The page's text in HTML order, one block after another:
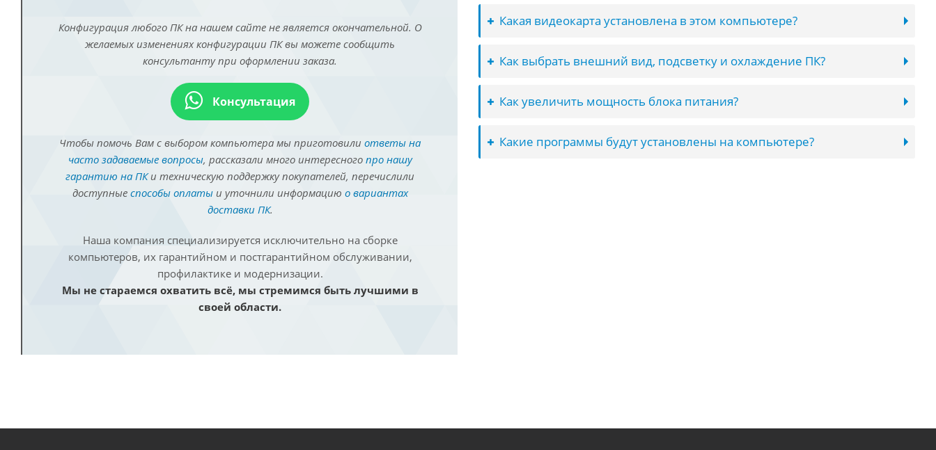
Конфигурация любого ПК на нашем сайте не является окончательной. О
желаемых изменениях конфигурации ПК вы можете сообщить
консультанту при оформлении заказа.
Консультация
Чтобы помочь Вам с выбором компьютера мы приготовили ответы на
часто задаваемые вопросы, рассказали много интересного про нашу
гарантию на ПКи техническую поддержку покупателей, перечислили
доступные способы оплатыи уточнили информацию о вариантах
доставки ПК.
Наша компания специализируется исключительно на сборке
компьютеров, их гарантийном и постгарантийном обслуживании,
профилактике и модернизации.
Мы не стараемся охватить всё, мы стремимся быть лучшими в
своей области.
Какая видеокарта установлена в этом компьютере?
Как выбрать внешний вид, подсветку и охлаждение ПК?
Как увеличить мощность блока питания?
Какие программы будут установлены на компьютере?